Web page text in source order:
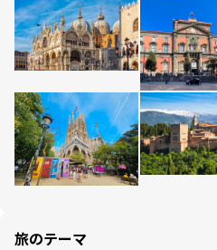
旅のテーマ